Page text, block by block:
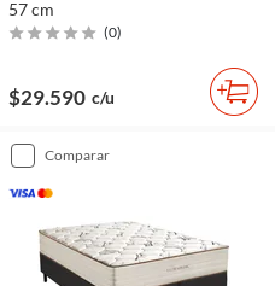
57 cm
(0)
$29.590 c/u
comparar